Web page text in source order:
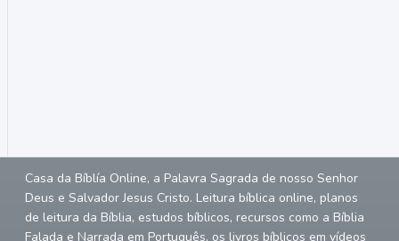
Casa da Bíblía Online, a Palavra Sagrada de nosso Senhor
Deus e Salvador Jesus Cristo. Leitura bíblica online, planos
de leitura da Bíblia, estudos bíblicos, recursos como a Bíblia
Falada e Narrada em Português, os livros bíblicos em vídeos